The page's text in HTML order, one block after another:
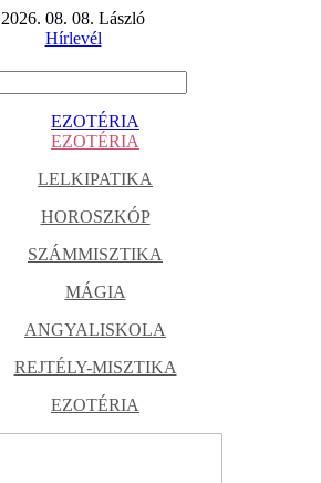
2026. 08. 08. László
Hírlevél
EZOTÉRIA
EZOTÉRIA
LELKIPATIKA
HOROSZKÓP
SZÁMMISZTIKA
MÁGIA
ANGYALISKOLA
REJTÉLY-MISZTIKA
EZOTÉRIA